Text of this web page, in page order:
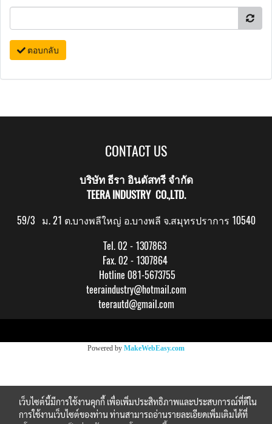
ตอบกลับ
CONTACT US
บริษัท ธีรา อินดัสทรี จำกัด
TEERA INDUSTRY CO.,LTD.
59/3 ม. 21 ต.บางพลีใหญ่ อ.บางพลี จ.สมุทรปราการ 10540
Tel. 02 - 1307863
Fax. 02 - 1307864
Hotline 081-5673755
teeraindustry@hotmail.com
teerautd@gmail.com
Powered by MakeWebEasy.com
เว็บไซต์นี้มีการใช้งานคุกกี้ เพื่อเพิ่มประสิทธิภาพและประสบการณ์ที่ดีใน
การใช้งานเว็บไซต์ของท่าน ท่านสามารถอ่านรายละเอียดเพิ่มเติมได้ที่